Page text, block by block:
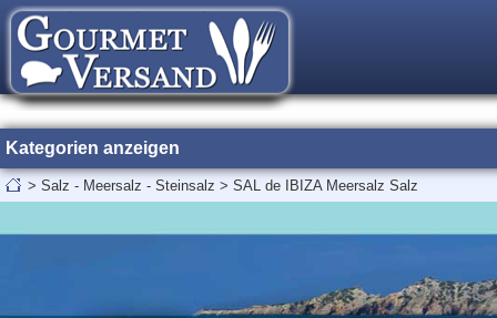
Kategorien anzeigen
> Salz - Meersalz - Steinsalz > SAL de IBIZA Meersalz Salz